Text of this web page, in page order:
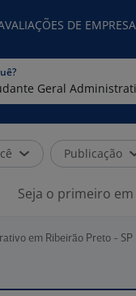
DE
Publicação
Seja o primeiro
em Ribeirão Preto - SP